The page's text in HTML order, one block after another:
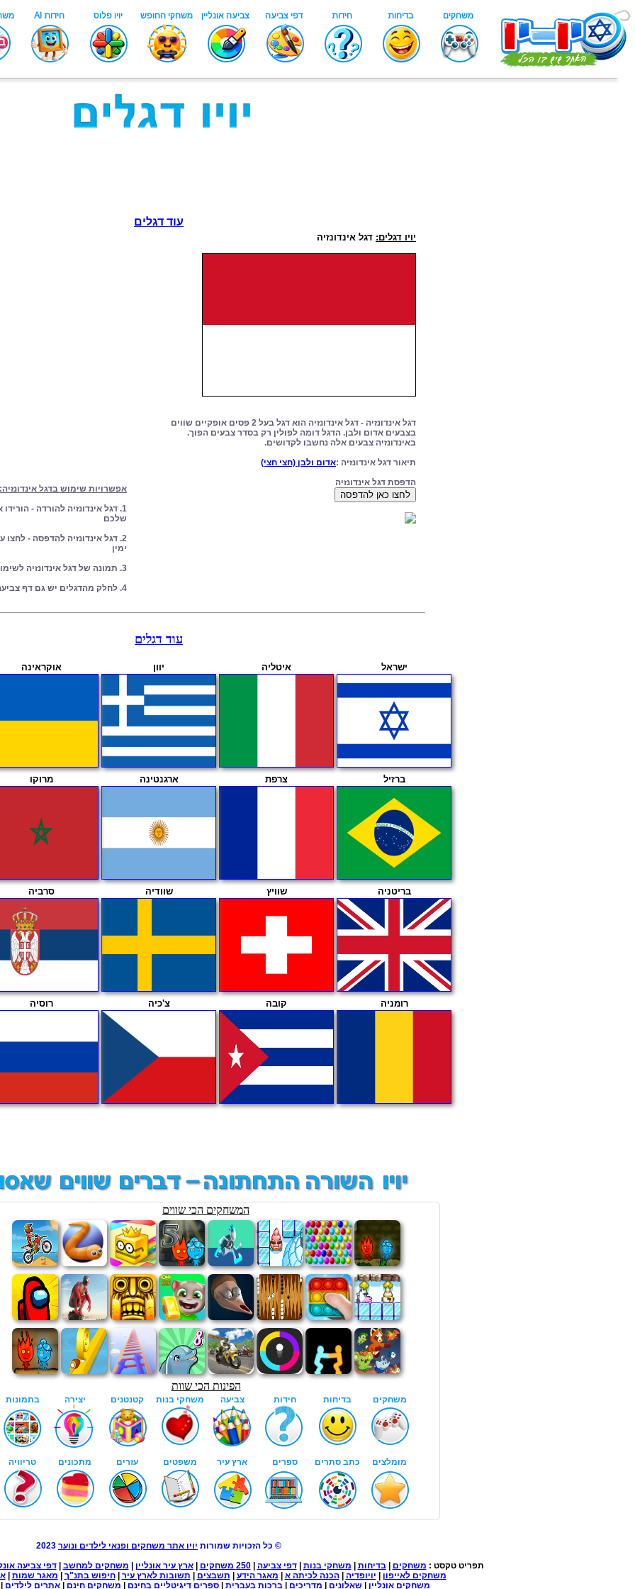
עוד דגלים
יויו דגלים: דגל אינדונזיה
דגל אינדונזיה - דגל אינדונזיה הוא דגל בעל 2 פסים אופקיים שווים
בצבעים אדום ולבן. הדגל דומה לפולין רק בסדר צבעים הפוך.
באינדונזיה צבעים אלה נחשבו לקדושים.
תיאור דגל אינדונזיה :אדום ולבן (חצי חצי)
הדפסת דגל אינדונזיה
לחצו כאן להדפסה
אפשרויות שימוש בדגל אינדונזיה:
1. דגל אינדונזיה להורדה -
שלכם
2. דגל אינדונזיה להדפסה -
ימין
3. תמונה של דגל אינדונזיה לשימוש אישי
4. לחלק מהדגלים יש גם דף צביעה מתאים
עוד דגלים
ישראל איטליה יוון אוקראינה
ברזיל צרפת ארגנטינה מרוקו
בריטניה שוויץ שוודיה סרביה
רומניה קובה צ'כיה רוסיה
© כל הזכויות שמורות יויו אתר משחקים ופנאי לילדים ונוער
תפריט טקסט : משחקים |בדיחות משחקי בנות |דפי צביעה |250 משחקים |ארץ עיר אונליין משחקים למחשב |דפי צביעה
משחקים לאייפון
יויופדיה |הכנה לכיתה א מאגר הידע תשבצים תשובות לארץ עיר |חיפוש בתנ"ך מאגר שמות |
משחקים אונליין
שאלונים מדריכים ברכות בעברית ספרים דיגיטליים בחינם משחקים חינם אתרים לילדים